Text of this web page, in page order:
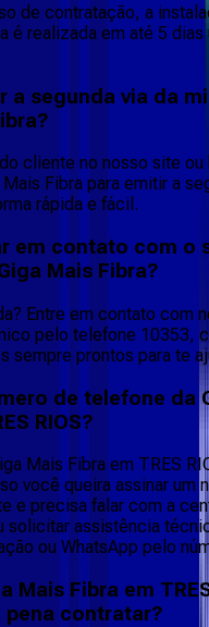
de contratação, a
é realizada em até 5
a segunda via da
cliente no nosso site ou
Fibra para emitir a
rápida e fácil.
em contato com o
Mais Fibra?
Entre em contato com
pelo telefone 10353,
sempre prontos para te
de telefone da
RIOS?
Mais Fibra em TRES
você queira assinar um
e precisa falar com a
solicitar assistência
ou WhatsApp pelo
Mais Fibra em
pena contratar?